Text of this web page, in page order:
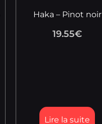
Haka – Pinot noir
19.55€
Lire la suite